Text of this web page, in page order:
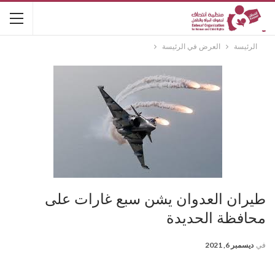
الرئيسة العرض في الرئيسة
طيران العدوان يشن سبع غارات على
محافظة الحديدة
في ديسمبر 6, 2021